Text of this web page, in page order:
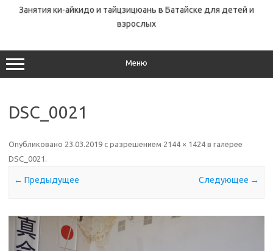
Занятия ки-айкидо и тайцзицюань в Батайске для детей и
взрослых
Меню
DSC_0021
Опубликовано 23.03.2019 с разрешением 2144 × 1424 в галерее
DSC_0021 .
← Предыдущее Следующее →